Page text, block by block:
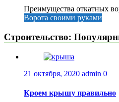
Преимущества откатных
Ворота своими руками
Строительство:
21 октября, 2020 admin 0
Кроем крышу правильно